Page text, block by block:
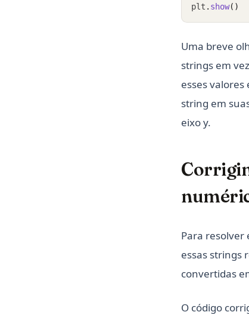
plt . show()
Uma breve
strings em
esses
string em
eixo y.
Para resolver
essas strings
convertidas
O código